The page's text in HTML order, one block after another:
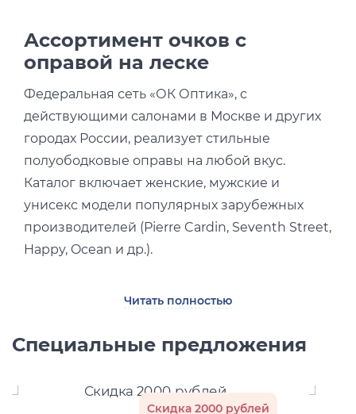
Ассортимент очков с
оправой на леске
Федеральная сеть «ОК Оптика», с
действующими салонами в Москве и других
городах России, реализует стильные
полуободковые оправы на любой вкус.
Каталог включает женские, мужские и
унисекс модели популярных зарубежных
производителей (Pierre Cardin, Seventh Street,
Happy, Ocean и др.).
очков можно отнести:
Изящество линий и дизайна.
Улучшенный периферийный обзор.
Читать полностью
Специальные предложения
Скидка 2000 рублей